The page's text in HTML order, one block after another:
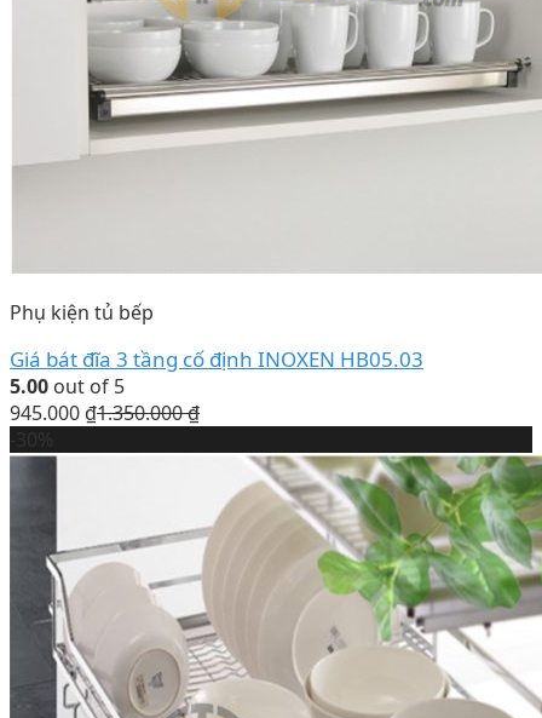
Phụ kiện tủ bếp
Giá bát đĩa 3 tầng cố định INOXEN HB05.03
5.00 out of 5
945.000 ₫1.350.000₫